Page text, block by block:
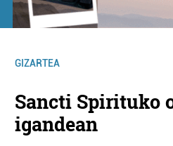
GIZARTEA
Sancti Spirituko
igandean